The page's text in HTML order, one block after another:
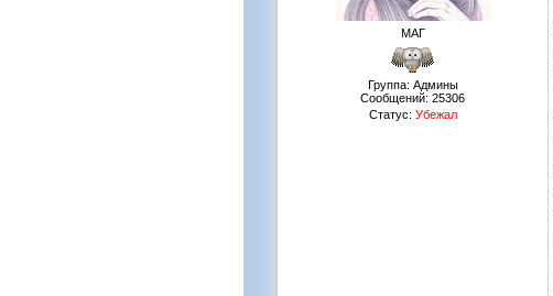
МАГ
Группа: Админы
Сообщений: 25306
Статус: Убежал